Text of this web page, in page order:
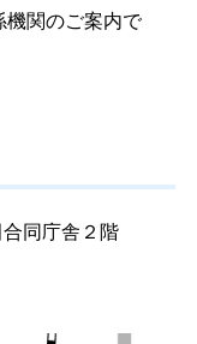
関のご案内で
同庁舎２階